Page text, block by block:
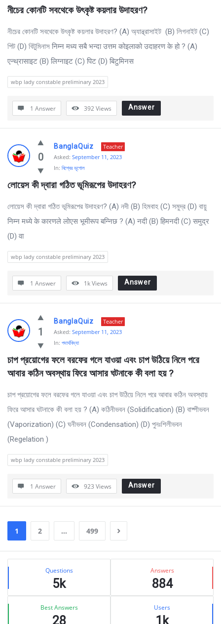
নীচের কোনটি সবথেকে উৎকৃষ্ট কয়লার উদাহরণ?
নীচের কোনটি সবথেকে উৎকৃষ্ট কয়লার উদাহরণ? (A) অ্যান্থ্রাসাইট (B) লিগনাইট (C)
পিট (D) বিটুমিনাস निम्न मध्य सबै भन्दा उत्तम कोइलाको उदाहरण के हो ? (A)
एन्थ्रासाइट (B) लिग्नाइट (C) पिट (D) बिटुमिनस
wbp lady constable preliminary 2023
1 Answer 392Views Answer
0
BanglaQuiz
Teacher
Asked: September 11, 2023
In: বিশ্বের ভূগোল
লোয়েস কী দ্বারা গঠিত ভূমিরূপের উদাহরণ?
লোয়েস কী দ্বারা গঠিত ভূমিরূপের উদাহরণ? (A) নদী (B) হিমবাহ (C) সমুদ্র (D) বায়ু
निम्न मध्ये के कारणले लोएस भूमीरूप बन्निछ ? (A) नदी (B) हिमनदी (C) समुद्र
(D) वा
wbp lady constable preliminary 2023
1 Answer 1kViews Answer
1
BanglaQuiz
Teacher
Asked: September 11, 2023
In: পদার্থবিদ্যা
চাপ প্রয়োগের ফলে বরফের গলে যাওয়া এবং চাপ উঠিয়ে নিলে পরে
আবার কঠিন অবস্থায় ফিরে আসার ঘটনাকে কী বলা হয় ?
চাপ প্রয়োগের ফলে বরফের গলে যাওয়া এবং চাপ উঠিয়ে নিলে পরে আবার কঠিন অবস্থায়
ফিরে আসার ঘটনাকে কী বলা হয় ? (A) কঠিনীভবন (Solidification) (B) বাষ্পীভবন
(Vaporization) (C) ঘনীভবন (Condensation) (D) পুনঃশিলীভবন
(Regelation )
wbp lady constable preliminary 2023
1 Answer 923 Views Answer
1 2 … 499
Sidebar
Stats Questions
5k
Answers
884
Best Answers
28
Users
1k